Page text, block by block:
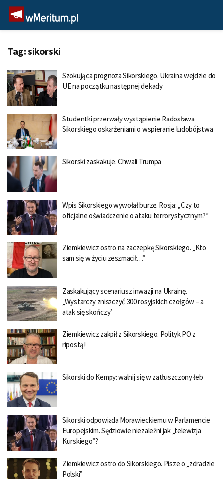
Tag:sikorski
Szokująca prognoza Sikorskiego. Ukraina wejdzie do
UE na początku następnej dekady
Studentki przerwały wystąpienie Radosława
Sikorskiego oskarżeniami o wspieranie ludobójstwa
Sikorski zaskakuje. Chwali Trumpa
Wpis Sikorskiego wywołał burzę. Rosja: „Czy to
oficjalne oświadczenie o ataku terrorystycznym?”
Ziemkiewicz ostro na zaczepkę Sikorskiego. „Kto
sam się w życiu zeszmacił…”
Zaskakujący scenariusz inwazji na Ukrainę.
„Wystarczy zniszczyć 300 rosyjskich czołgów – a
atak się skończy”
Ziemkiewicz zakpił z Sikorskiego. Polityk PO z
ripostą!
Sikorski do Kempy: walnij się w zatłuszczony łeb
Sikorski odpowiada Morawieckiemu w Parlamencie
Europejskim. Sędziowie niezależni jak „telewizja
Kurskiego”?
Ziemkiewicz ostro do Sikorskiego. Pisze o „zdradzie
Polski”